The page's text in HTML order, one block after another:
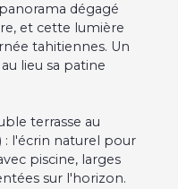
dégagé
et cette lumière
tahitiennes. Un
lieu sa patine
terrasse au
: l'écrin naturel pour
piscine, larges
sur l'horizon.